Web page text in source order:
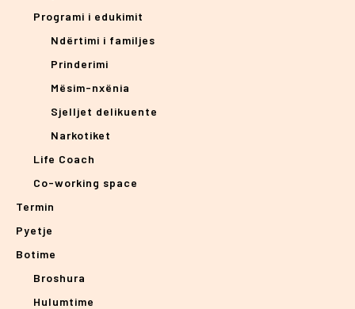
Programi i edukimit
Ndërtimi i familjes
Prinderimi
Mësim-nxënia
Sjelljet delikuente
Narkotiket
Life Coach
Co-working space
Termin
Pyetje
Botime
Broshura
Hulumtime